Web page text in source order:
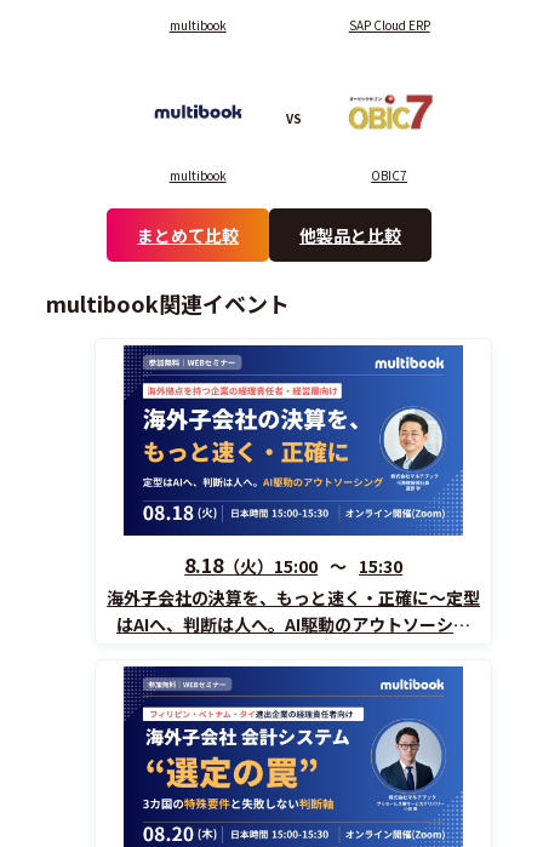
multibook SAP Cloud ERP
multibook
VS
OBIC7
まとめて比較 他製品と比較
multibook関連イベント
8.18（火） 15:00
15:30
海外子会社の決算を、もっと速く・正確に〜定型
はAIへ、判断は人へ。AI駆動のアウトソーシン